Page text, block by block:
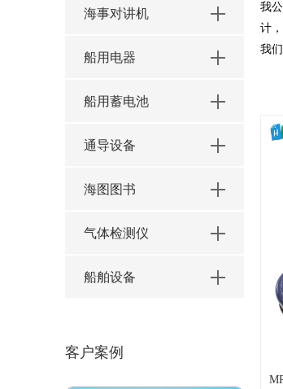
我
计
我
海事对讲机
船用电器
船用蓄电池
通导设备
海图图书
气体检测仪
船舶设备
客户案例